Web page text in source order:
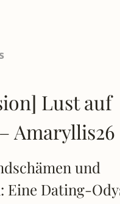
Lust auf
Amaryllis26
und
Eine Dating-